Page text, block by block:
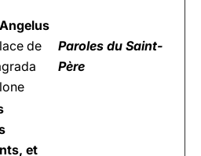
de
Paroles du Saint-
Père
et